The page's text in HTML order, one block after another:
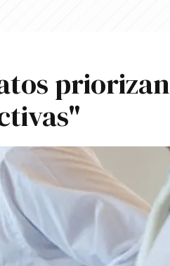
priorizan